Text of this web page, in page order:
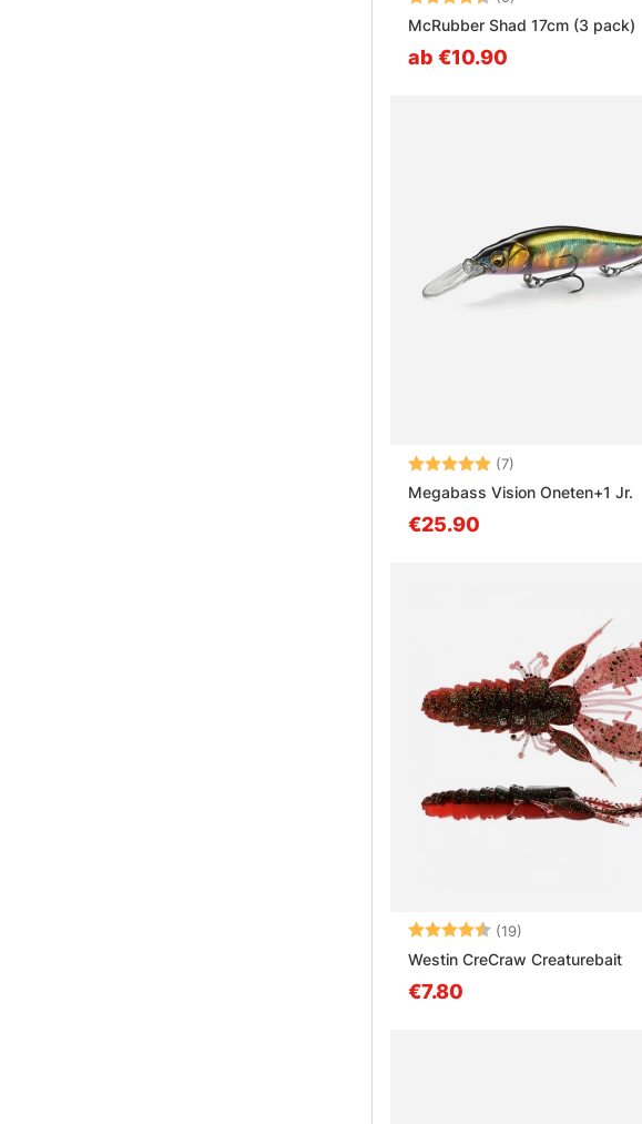
McRubber Shad 17cm (3 pack)
ab €10.90
Bewertung: (7)
Megabass Vision Oneten+1 Jr.
€25.90
Bewertung: (19)
Westin CreCraw Creaturebait
€7.80